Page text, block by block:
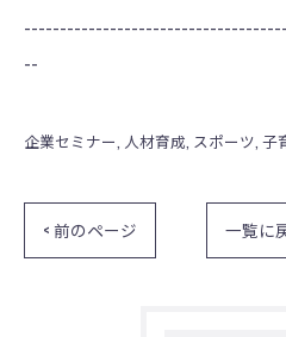
--
企業セミナー 人材育成 スポーツ 子
< 前のページ 一覧に